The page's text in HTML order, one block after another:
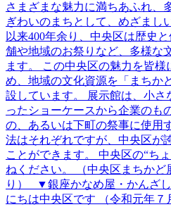
さまざまな魅力に満ちあふれ、
ぎわいのまちとして、めざまし
以来400年余り、中央区は歴史
舗や地域のお祭りなど、多様な
ます。 この中央区の魅力を皆
め、地域の文化資源を「まちか
設しています。 展示館は、小
ったショーケースから企業のも
の、あるいは下町の祭事に使用
法はそれぞれですが、中央区が
ことができます。 中央区の“ち
ねください。 （中央区まちかど
り） ▼銀座かなめ屋・かんざ
にちは中央区です （令和元年７